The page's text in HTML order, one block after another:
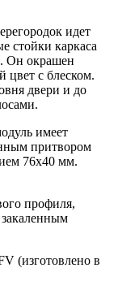
идет
стойки каркаса
Он окрашен
цвет с блеском.
двери и до
имеет
притвором
76х40 мм.
профиля,
(изготовлено в